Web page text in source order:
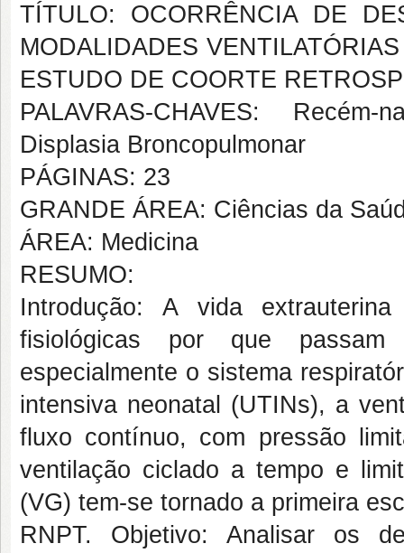
TÍTULO: OCORRÊNCIA DE
MODALIDADES
ESTUDO DE COORTE
PALAVRAS-CHAVES:
Displasia Broncopulmonar
PÁGINAS: 23
GRANDE ÁREA: Ciências da
ÁREA: Medicina
RESUMO:
Introdução: A vida
fisiológicas por que passam
especialmente o sistema
intensiva neonatal (UTINs), a
fluxo contínuo, com pressão
ventilação ciclado a tempo e
(VG) tem-se tornado a primeira
RNPT. Objetivo: Analisar os